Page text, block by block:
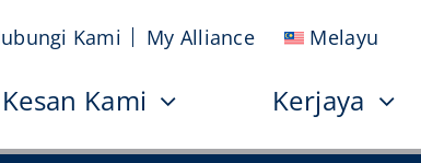
Kami My Alliance Melayu
Kesan Kami Kerjaya